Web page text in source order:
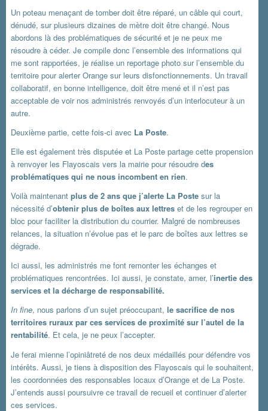
Un poteau menaçant de tomber doit être réparé, un câble qui court,
dénudé, sur plusieurs dizaines de mètre doit être changé. Nous
abordons là des problématiques de sécurité et je ne peux me
résoudre à céder. Je compile donc l’ensemble des informations qui
me sont rapportées, je réalise un reportage photo sur l’ensemble du
territoire pour alerter Orange sur leurs disfonctionnements. Un travail
collaboratif, en bonne intelligence, doit être mené et il n’est pas
acceptable de voir nos administrés renvoyés d’un interlocuteur à un
autre.
Deuxième partie, cette fois-ci avec La Poste.
Elle est également très disputée et La Poste partage cette propension
à renvoyer les Flayoscais vers la mairie pour résoudre des
problématiques qui ne nous incombent en rien.
Voilà maintenantplus de 2 ans que j’alerte La Poste sur la
nécessité d’obtenir plus de boîtes aux lettres et de les regrouper en
bloc pour faciliter la distribution du courrier. Malgré de nombreuses
relances, la situation n’évolue pas et le parc de boîtes aux lettres se
dégrade.
Ici aussi, les administrés me font remonter les échanges et
problématiques rencontrées. Ici aussi, je constate, amer, l’inertie des
services et la décharge de responsabilité.
In fine, nous parlons d’un sujet préoccupant,le sacrifice de nos
territoires ruraux par ces services de proximité sur l’autel de la
rentabilité. Et cela, je ne peux l’accepter.
Je ferai mienne l’opiniâtreté de nos deux médaillés pour défendre vos
intérêts. Aussi, je tiens à disposition des Flayoscais qui le souhaitent,
les coordonnées des responsables locaux d’Orange et de La Poste.
J’entends aussi poursuivre ce travail de recueil et continuer d’alerter
ces services.